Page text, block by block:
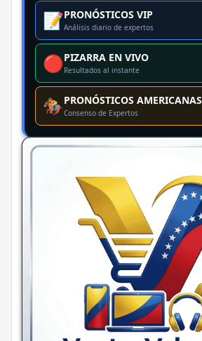
📝PRONÓSTICOS VIP
Análisis diario de expertos
🔴PIZARRA EN VIVO
Resultados al instante
🏇PRONÓSTICOS AMERICANAS
Consenso de Expertos